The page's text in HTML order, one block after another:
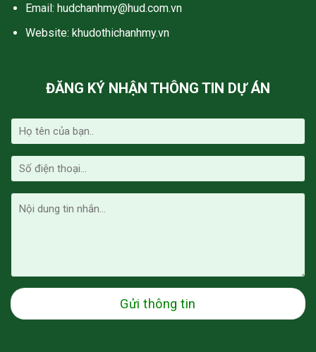
Email: hudchanhmy@hud.com.vn
Website: khudothichanhmy.vn
ĐĂNG KÝ NHẬN THÔNG TIN DỰ ÁN